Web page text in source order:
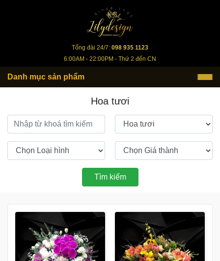
lilydesign.vn
Tổng đài 24/7: 098 935 1123
6:00AM - 22:00PM - Thứ 2 đến CN
Danh mục sản phẩm
Hoa tươi
Tìm kiếm